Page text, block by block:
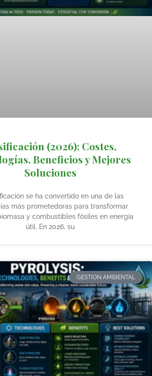
(2026): Costes,
Beneficios y Mejores
Soluciones
se ha convertido en una de las
más prometedoras para transformar
y combustibles fósiles en energía
útil. En 2026, su
GESTION AMBIENTAL